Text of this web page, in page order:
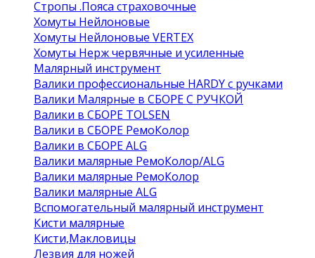
Стропы .Пояса страховочные
Хомуты Нейлоновые
Хомуты Нейлоновые VERTEX
Хомуты Нерж червячные и усиленные
Малярный инструмент
Валики профессиональные HARDY с ручками
Валики Малярные в СБОРЕ С РУЧКОЙ
Валики в СБОРЕ TOLSEN
Валики в СБОРЕ РемоКолор
Валики в СБОРЕ ALG
Валики малярные РемоКолор/ALG
Валики малярные РемоКолор
Валики малярные ALG
Вспомогательный малярный инструмент
Кисти малярные
Кисти,Макловицы
Лезвия для ножей